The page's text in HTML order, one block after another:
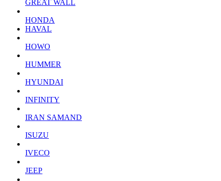
GREAT WALL
HONDA
HAVAL
HOWO
HUMMER
HYUNDAI
INFINITY
IRAN SAMAND
ISUZU
IVECO
JEEP